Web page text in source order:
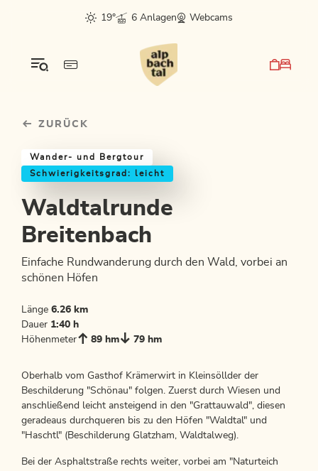
sr.skip-to.main-content
sr.skip-to.table-of-contents
sr.skip-to.main-navigation
19°
6 Anlagen Webcams
ZURÜCK
Wander- und Bergtour
Schwierigkeitsgrad: leicht
Waldtalrunde
Breitenbach
Einfache Rundwanderung durch den Wald, vorbei an
schönen Höfen
Länge 6.26 km
Dauer 1:40 h
Höhenmeter
89 hm 79 hm
Oberhalb vom Gasthof Krämerwirt in Kleinsöllder der
Beschilderung "Schönau" folgen. Zuerst durch Wiesen und
anschließend leicht ansteigend in den "Grattauwald", diesen
geradeaus durchqueren bis zu den Höfen "Waldtal" und
"Haschtl" (Beschilderung Glatzham, Waldtalweg).
Bei der Asphaltstraße rechts weiter, vorbei am "Naturteich